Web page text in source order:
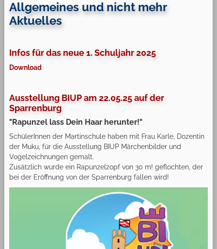
Allgemeines und nicht mehr
Aktuelles
Infos für das neue 1. Schuljahr 2025
Download
Ausstellung BIUP am 22.05.25 auf der
Sparrenburg
"Rapunzel lass Dein Haar herunter!"
SchülerInnen der Martinschule haben mit Frau Karle, Dozentin
der Muku, für die Ausstellung BIUP Märchenbilder und
Vogelzeichnungen gemalt.
Zusätzlich wurde ein Rapunzelzopf von 30 m! geflochten, der
bei der Eröffnung von der Sparrenburg fallen wird!